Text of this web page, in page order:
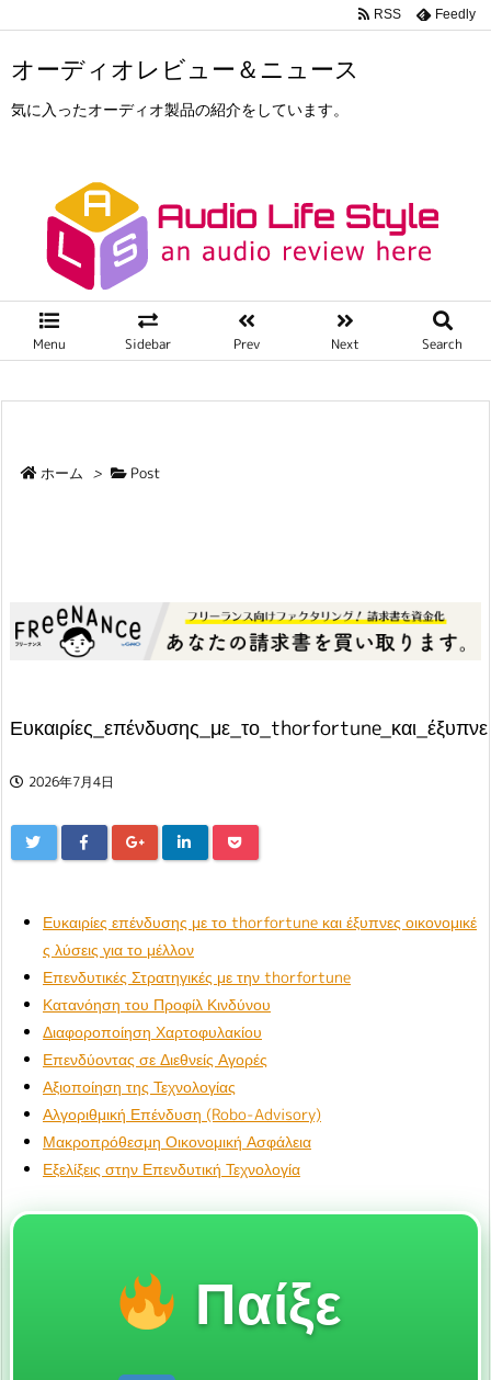
オーディオレビュー＆ニュース
気に入ったオーディオ製品の紹介をしています。
Menu Sidebar Prev Next Search
RSS Feedly
ホーム > Post
Ευκαιρίες_επένδυσης_με_το_thorfortune_και_έξυπνε
2026年7月4日
Ευκαιρίες επένδυσης με το thorfortune και έξυπνες οικονομικέ
ς λύσεις για το μέλλον
Επενδυτικές Στρατηγικές με την thorfortune
Κατανόηση του Προφίλ Κινδύνου
Διαφοροποίηση Χαρτοφυλακίου
Επενδύοντας σε Διεθνείς Αγορές
Αξιοποίηση της Τεχνολογίας
Αλγοριθμική Επένδυση (Robo-Advisory)
Μακροπρόθεσμη Οικονομική Ασφάλεια
Εξελίξεις στην Επενδυτική Τεχνολογία
Παίξε